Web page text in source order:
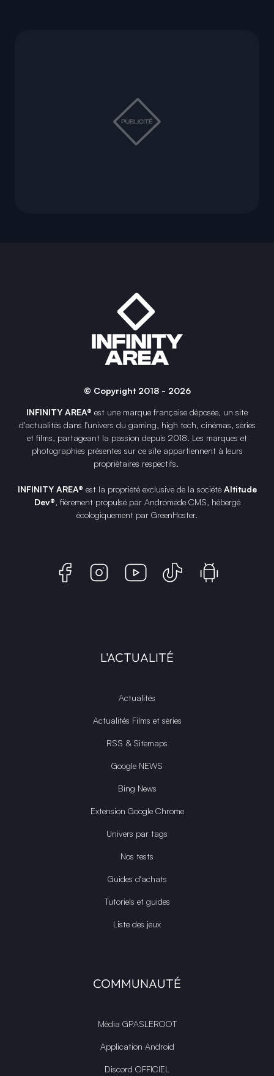
© Copyright 2018 - 2026
INFINITY AREA® est une marque française déposée, un site
d'actualités dans l'univers du gaming, high tech, cinémas, séries
et films, partageant la passion depuis 2018. Les marques et
photographies présentes sur ce site appartiennent à leurs
propriétaires respectifs.
INFINITY AREA® est la propriété exclusive de la société Altitude
Dev®, fièrement propulsé par Andromede CMS, hébergé
écologiquement par GreenHoster.
L'ACTUALITÉ
Actualités
Actualités Films et séries
RSS & Sitemaps
Google NEWS
Bing News
Extension Google Chrome
Univers par tags
Nos tests
Guides d'achats
Tutoriels et guides
Liste des jeux
COMMUNAUTÉ
Média GPASLEROOT
Application Android
Discord OFFICIEL